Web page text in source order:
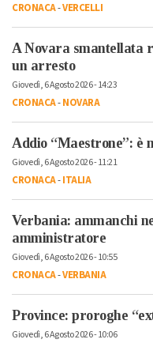
CRONACA-VERCELLI
A Novara smantellata
un arresto
Giovedì, 6 Agosto 2026 - 14:23
CRONACA-NOVARA
Addio “Maestrone”: è
Giovedì, 6 Agosto 2026 - 11:21
CRONACA-ITALIA
Verbania: ammanchi
amministratore
Giovedì, 6 Agosto 2026 - 10:55
CRONACA-VERBANIA
Province: proroghe
Giovedì, 6 Agosto 2026 - 10:06